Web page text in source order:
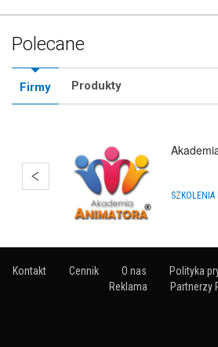
Polecane
Firmy Produkty
SZKOLENIA
Kontakt Cennik O nas Polityka
Reklama
Partnerzy